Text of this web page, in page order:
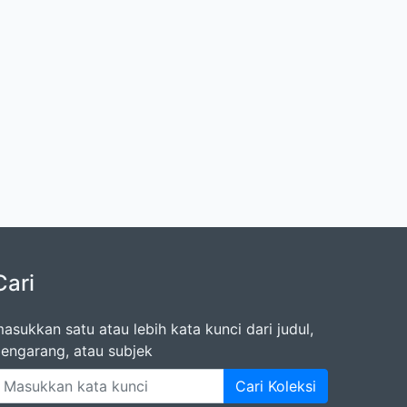
satu atau lebih kata kunci dari judul,
atau subjek
Cari Koleksi